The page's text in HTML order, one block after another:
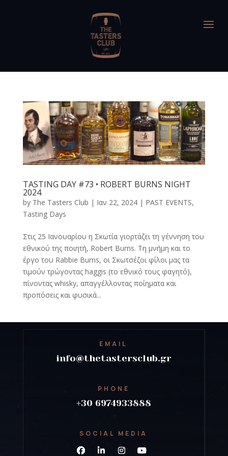
TASTING DAY #73 • ROBERT BURNS NIGHT
2024
by The Tasters Club | Ιαν 22, 2024| PAST EVENTS,
Tasting Days
Στις 25 Ιανουαρίου η Σκωτία γιορτάζει τη γέννηση του
εθνικού της ποιητή, Robert Burns. Τη μνήμη και το
έργο του Rabbie Burns, oι Σκωτσέζοι φίλοι μας τα
τιμούν τρώγοντας haggis (το εθνικό τους φαγητό),
πίνοντας whisky, απαγγέλλοντας ποίηματα και
προπόσεις και φυσικά...
EMAIL
info@thetastersclub.gr
PHONE
+30 6974933888
SOCIAL MEDIA